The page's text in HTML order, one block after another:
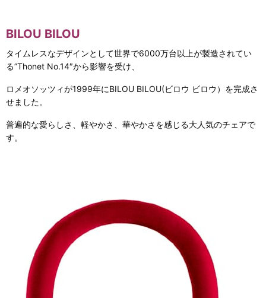
BILOU BILOU
タイムレスなデザインとして世界で6000万台以上が製造されてい
る”Thonet No.14″から影響を受け、
ロメオソッツィが1999年にBILOU BILOU(ビロウ ビロウ）を完成さ
せました。
普遍的な愛らしさ、軽やかさ、華やかさを感じる大人気のチェアで
す。